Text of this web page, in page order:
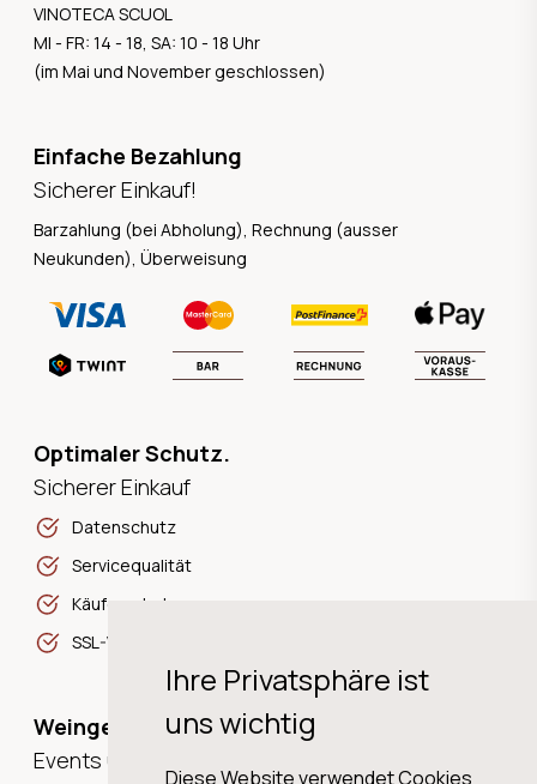
Ihre Privatsphäre ist
uns wichtig
Diese Website verwendet Cookies
VINOTECA SCUOL
MI - FR: 14 - 18, SA: 10 - 18 Uhr
(im Mai und November geschlossen)
Einfache Bezahlung
Sicherer Einkauf!
Barzahlung (bei Abholung), Rechnung (ausser
Neukunden), Überweisung
Optimaler Schutz.
Sicherer Einkauf
Datenschutz
Servicequalität
Käuferschutz
SSL-Verschlüsselung
Weingeschichten,
Events und Neuigkeiten!